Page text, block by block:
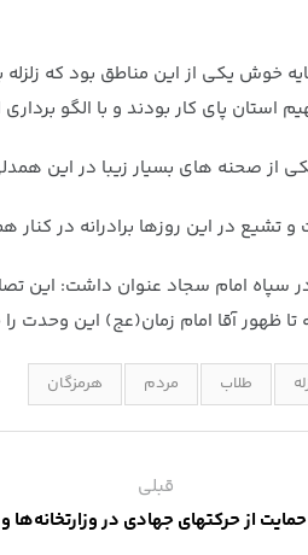
استان پای کار بودند و با الگو
از صحنه های بسیار زیبا در این
تشیع در این روزها برادرانه در
امام سجاد عنوان داشت: این
تا ظهور آقا امام زمان(عج) این وحدت
طلاب مردم هرمزگان
قبلی
از حرکتهای جهادی در وزارتخانه‌ها